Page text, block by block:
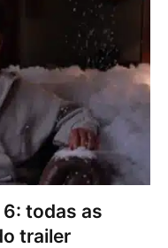
todas as
trailer